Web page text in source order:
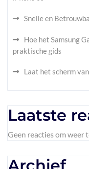
Snelle en
Hoe het Samsung
praktische gids
Laat het scherm
Laatste
Geen reacties om weer